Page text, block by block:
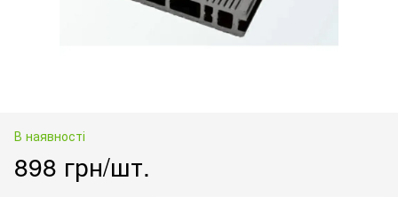
В наявності
898 грн/шт.